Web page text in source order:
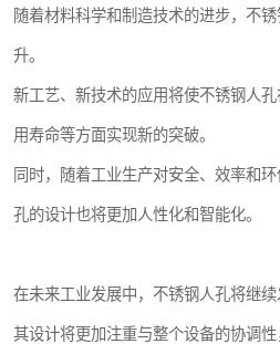
随着材料科学和制造技术的进步，不
升。
新工艺、新技术的应用将使不锈钢人
用寿命等方面实现新的突破。
同时，随着工业生产对安全、效率和
孔的设计也将更加人性化和智能化。
在未来工业发展中，不锈钢人孔将继续
其设计将更加注重与整个设备的协调